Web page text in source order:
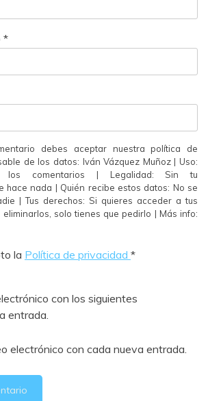
*
debes aceptar nuestra política de
de los datos: Iván Vázquez Muñoz | Uso:
los comentarios | Legalidad: Sin tu
hace nada | Quién recibe estos datos: No se
| Tus derechos: Si quieres acceder a tus
solo tienes que pedirlo | Más info:
la Política de privacidad *
con los siguientes
entrada.
electrónico con cada nueva entrada.